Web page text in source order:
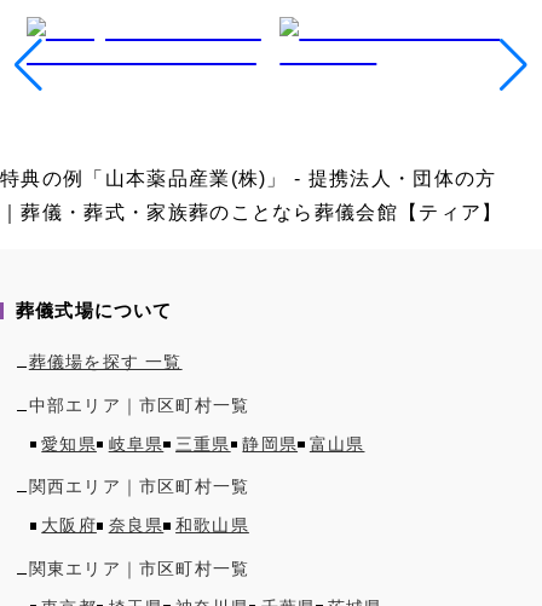
特典の例「山本薬品産業(株)」 - 提携法人・団体の方
｜葬儀・葬式・家族葬のことなら葬儀会館【ティア】
葬儀式場について
葬儀場を探す 一覧
中部エリア｜市区町村一覧
愛知県
岐阜県 三重県 静岡県 富山県
関西エリア｜市区町村一覧
大阪府
奈良県 和歌山県
関東エリア｜市区町村一覧